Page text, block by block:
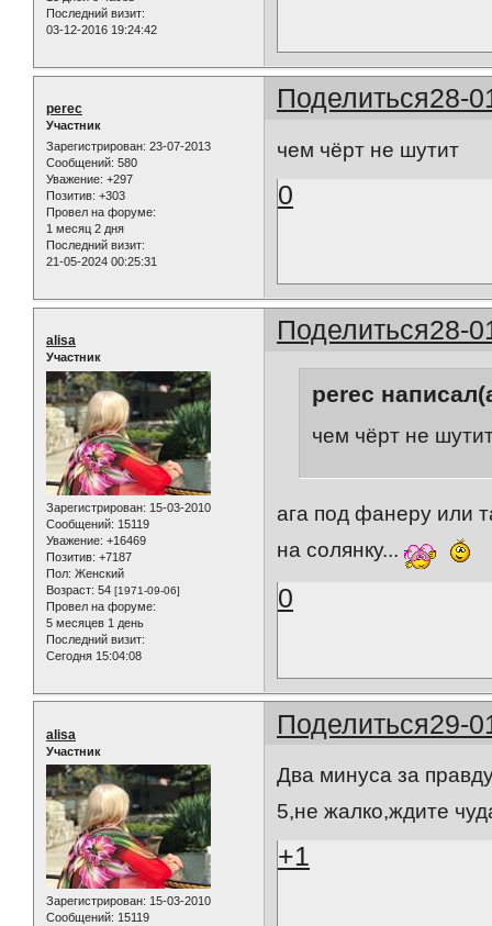
Последний визит:
03-12-2016 19:24:42
Поделиться28-
perec
Участник
Зарегистрирован: 23-07-2013
Сообщений: 580
Уважение: +297
Позитив: +303
Провел на форуме:
1 месяц 2 дня
Последний визит:
21-05-2024 00:25:31
чем чёрт не шутит
0
Поделиться28-
alisa
Участник
Зарегистрирован: 15-03-2010
Сообщений: 15119
Уважение: +16469
Позитив: +7187
Пол: Женский
Возраст: 54 [1971-09-06]
Провел на форуме:
5 месяцев 1 день
Последний визит:
Сегодня 15:04:08
perec
чем чёрт не
ага под фанеру или
на солянку...
0
Поделиться29-
alisa
Участник
Зарегистрирован: 15-03-2010
Сообщений: 15119
Два минуса за
5,не жалко,ждите
+1